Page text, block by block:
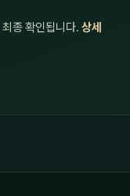
최종 확인됩니다.상세